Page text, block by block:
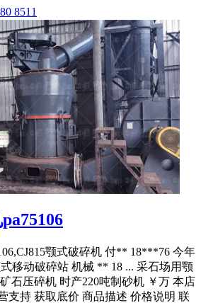
8511
颚式破碎机 付** 18***76 今年
式移动破碎站 机械 ** 18 ... 采石场用颚
石压碎机 时产220吨制砂机 ￥万 本店
支持 获取底价 商品描述 价格说明 联